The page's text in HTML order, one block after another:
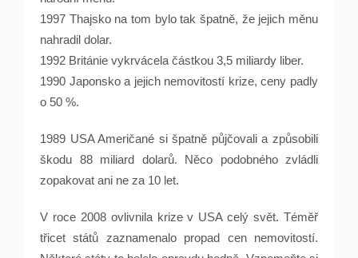
1997 Thajsko na tom bylo tak špatně, že jejich měnu
nahradil dolar.
1992 Británie vykrvácela částkou 3,5 miliardy liber.
1990 Japonsko a jejich nemovitostí krize, ceny padly
o 50 %.
1989 USA Američané si špatně půjčovali a způsobili
škodu 88 miliard dolarů. Něco podobného zvládli
zopakovat ani ne za 10 let.
V roce 2008 ovlivnila krize v USA celý svět. Téměř
třicet států zaznamenalo propad cen nemovitostí.